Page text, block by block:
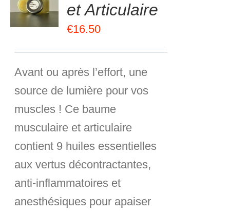
et Articulaire
€16.50
Avant ou après l’effort, une
source de lumière pour vos
muscles ! Ce baume
musculaire et articulaire
contient 9 huiles essentielles
aux vertus décontractantes,
anti-inflammatoires et
anesthésiques pour apaiser